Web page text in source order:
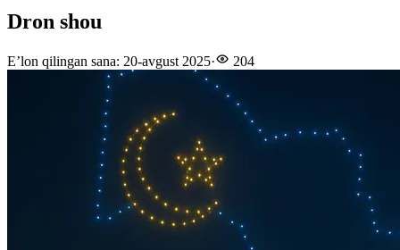
Dron shou
E’lon qilingan sana: 20-avgust 2025· 204